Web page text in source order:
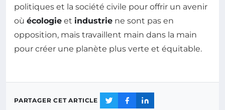
politiques et la société civile pour offrir un avenir
où écologie et industrie ne sont pas en
opposition, mais travaillent main dans la main
pour créer une planète plus verte et équitable.
PARTAGER CET ARTICLE